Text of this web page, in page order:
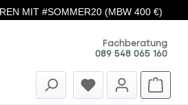
MIT #SOMMER20 (MBW 400 €)
Fachberatung
089 548 065 160